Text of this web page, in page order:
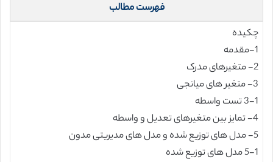
فهرست مطالب
چکیده
1-مقدمه
2- متغیرهای مدرک
3- متغیر های میانجی
3-1 تست واسطه
4- تمایز بین متغیرهای تعدیل و واسطه
5- مدل های توزیع شده و مدل های مدیریتی مدون
5-1 مدل های توزیع شده